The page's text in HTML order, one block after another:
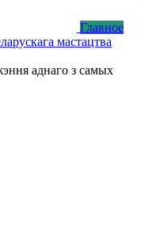
Главное
мастацтва
аднаго з самых